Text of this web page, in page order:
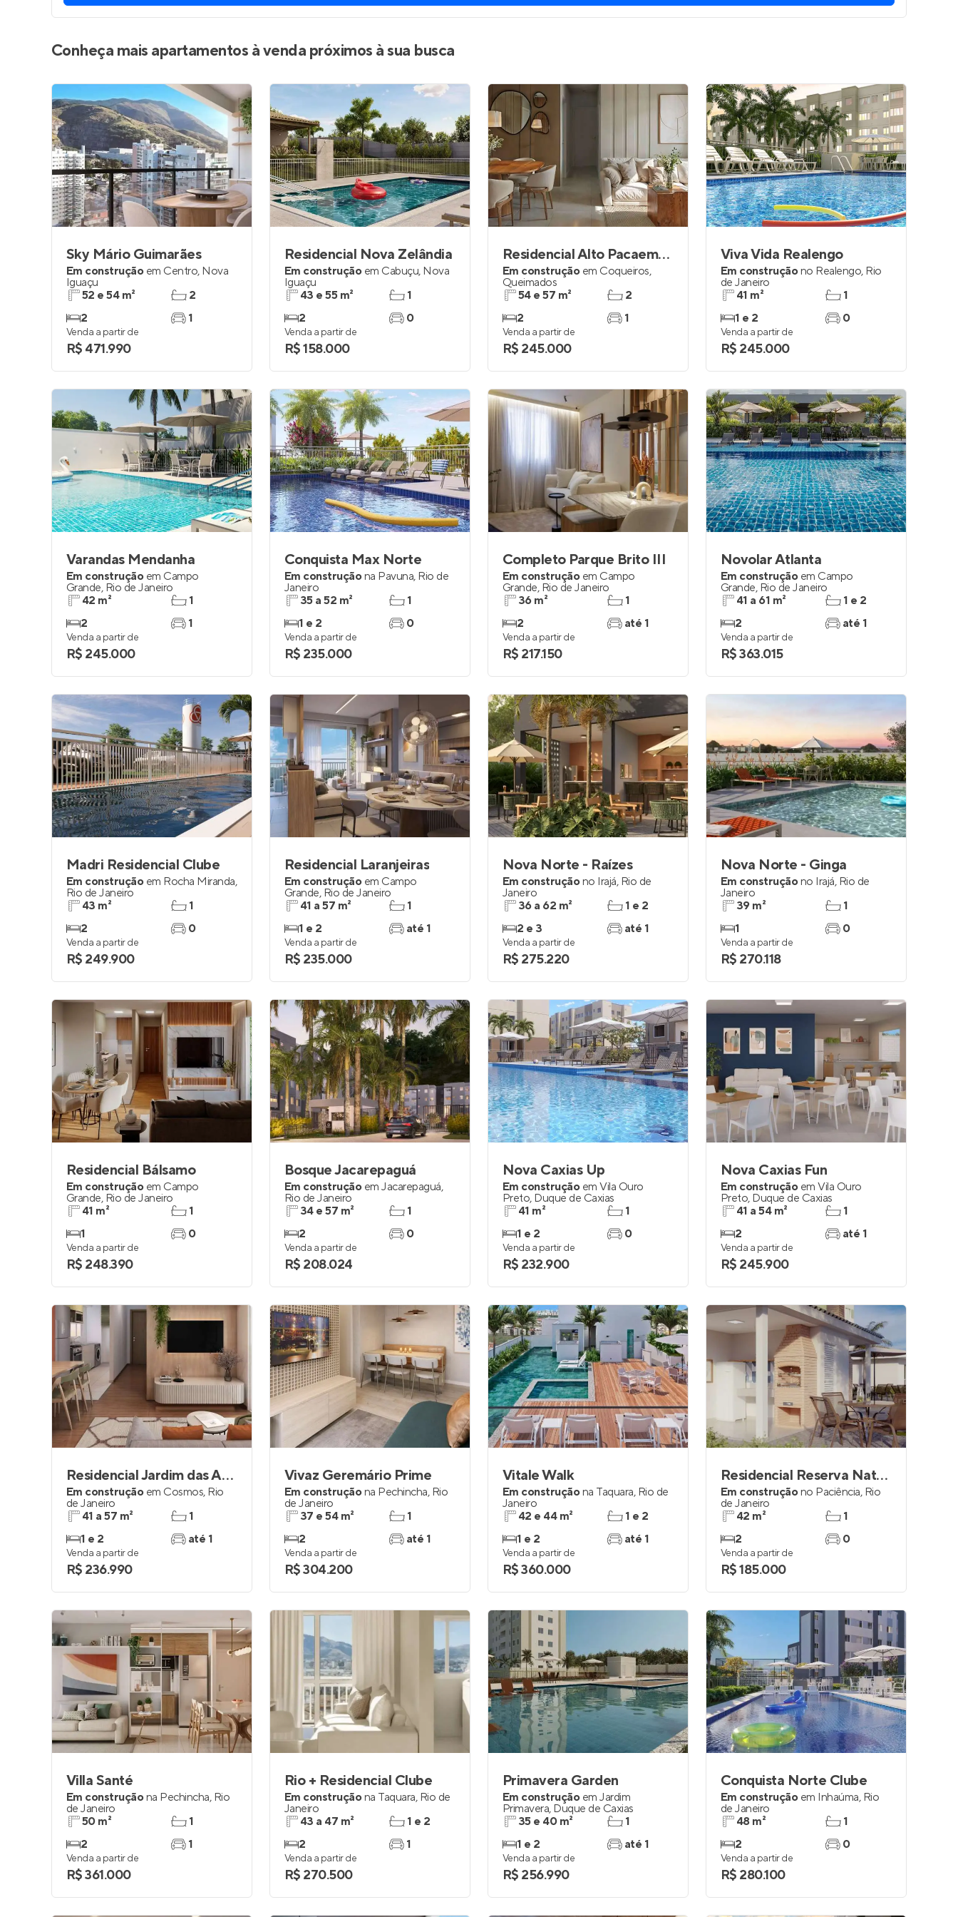
Conheça mais apartamentos à venda próximos à sua busca
Sky Mário Guimarães
Em construção em Centro, Nova
Iguaçu
52 e 54 m²
2
2
1
Venda a partir de
R$ 471.990
Residencial Nova Zelândia
Em construção em Cabuçu, Nova
Iguaçu
43 e 55 m²
2
1
0
Venda a partir de
R$ 158.000
Residencial Alto Pacaembu
Em construção em Coqueiros,
Queimados
54 e 57 m²
2
2
1
Venda a partir de
R$ 245.000
Viva Vida Realengo
Em construçãono Realengo, Rio
de Janeiro
41 m²
1 e 2
1
0
Venda a partir de
R$ 245.000
Varandas Mendanha
Em construção em Campo
Grande, Rio de Janeiro
42 m²
2
1
1
Venda a partir de
R$ 245.000
Conquista Max Norte
Em construçãona Pavuna, Rio de
Janeiro
35 a 52 m²
1 e 2
1
0
Venda a partir de
R$ 235.000
Completo Parque Brito III
Em construção em Campo
Grande, Rio de Janeiro
36 m²
2
1
até 1
Venda a partir de
R$ 217.150
Novolar Atlanta
Em construção em Campo
Grande, Rio de Janeiro
41 a 61 m²
2
1 e 2
até 1
Venda a partir de
R$ 363.015
Madri Residencial Clube
Em construção em Rocha Miranda,
Rio de Janeiro
43 m²
2
1
0
Venda a partir de
R$ 249.900
Residencial Laranjeiras
Em construção em Campo
Grande, Rio de Janeiro
41 a 57 m²
1 e 2
1
até 1
Venda a partir de
R$ 235.000
Nova Norte - Raízes
Em construçãono Irajá, Rio de
Janeiro
36 a 62 m²
2 e 3
1 e 2
até 1
Venda a partir de
R$ 275.220
Nova Norte - Ginga
Em construçãono Irajá, Rio de
Janeiro
39 m²
1
1
0
Venda a partir de
R$ 270.118
Residencial Bálsamo
Em construção em Campo
Grande, Rio de Janeiro
41 m²
1
1
0
Venda a partir de
R$ 248.390
Bosque Jacarepaguá
Em construção em Jacarepaguá,
Rio de Janeiro
34 e 57 m²
2
1
0
Venda a partir de
R$ 208.024
Nova Caxias Up
Em construção em Vila Ouro
Preto, Duque de Caxias
41 m²
1 e 2
1
0
Venda a partir de
R$ 232.900
Nova Caxias Fun
Em construção em Vila Ouro
Preto, Duque de Caxias
41 a 54 m²
2
1
até 1
Venda a partir de
R$ 245.900
Residencial Jardim das Amoreiras
Em construção em Cosmos, Rio
de Janeiro
41 a 57 m²
1 e 2
1
até 1
Venda a partir de
R$ 236.990
Vivaz Geremário Prime
Em construçãona Pechincha, Rio
de Janeiro
37 e 54 m²
2
1
até 1
Venda a partir de
R$ 304.200
Vitale Walk
Em construçãona Taquara, Rio de
Janeiro
42 e 44 m²
1 e 2
1 e 2
até 1
Venda a partir de
R$ 360.000
Residencial Reserva Naturalis
Em construçãono Paciência, Rio
de Janeiro
42 m²
2
1
0
Venda a partir de
R$ 185.000
Villa Santé
Em construçãona Pechincha, Rio
de Janeiro
50 m²
2
1
1
Venda a partir de
R$ 361.000
Rio + Residencial Clube
Em construçãona Taquara, Rio de
Janeiro
43 a 47 m²
2
1 e 2
1
Venda a partir de
R$ 270.500
Primavera Garden
Em construção em Jardim
Primavera, Duque de Caxias
35 e 40 m²
1 e 2
1
até 1
Venda a partir de
R$ 256.990
Conquista Norte Clube
Em construção em Inhaúma, Rio
de Janeiro
48 m²
2
1
0
Venda a partir de
R$ 280.100